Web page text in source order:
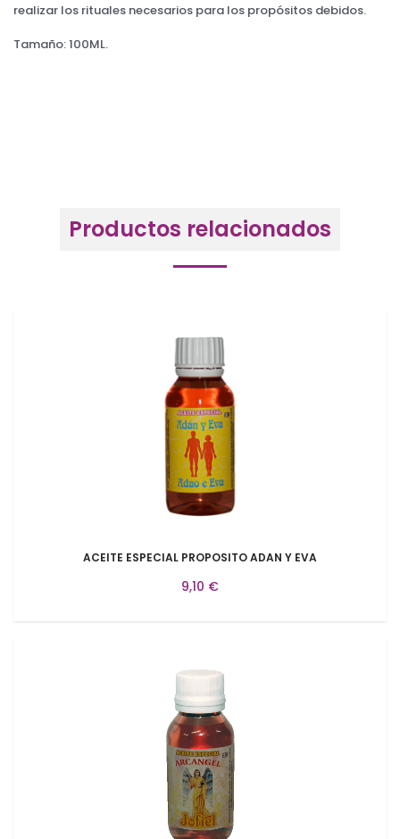
realizar los rituales necesarios para los propósitos debidos.
Tamaño: 100ML.
Productos relacionados
ACEITE ESPECIAL PROPOSITO ADAN Y EVA
9,10 €